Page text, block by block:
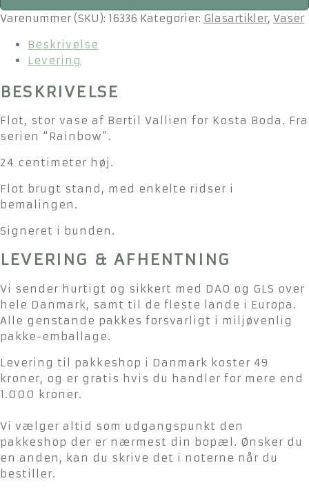
for
Boda
i
-
"Rainbow"-
serien
24cm
antal
Varenummer (SKU): 16336 Kategorier: Glasartikler, Vaser
Beskrivelse
Levering
BESKRIVELSE
Flot, stor vase af Bertil Vallien for Kosta Boda. Fra
serien “Rainbow”.
24 centimeter høj.
Flot brugt stand, med enkelte ridser i
bemalingen.
Signeret i bunden.
LEVERING & AFHENTNING
Vi sender hurtigt og sikkert med DAO og GLS over
hele Danmark, samt til de fleste lande i Europa.
Alle genstande pakkes forsvarligt i miljøvenlig
pakke-emballage.
Levering til pakkeshop i Danmark koster 49
kroner, og er gratis hvis du handler for mere end
1.000 kroner.
Vi vælger altid som udgangspunkt den
pakkeshop der er nærmest din bopæl. Ønsker du
en anden, kan du skrive det i noterne når du
bestiller.